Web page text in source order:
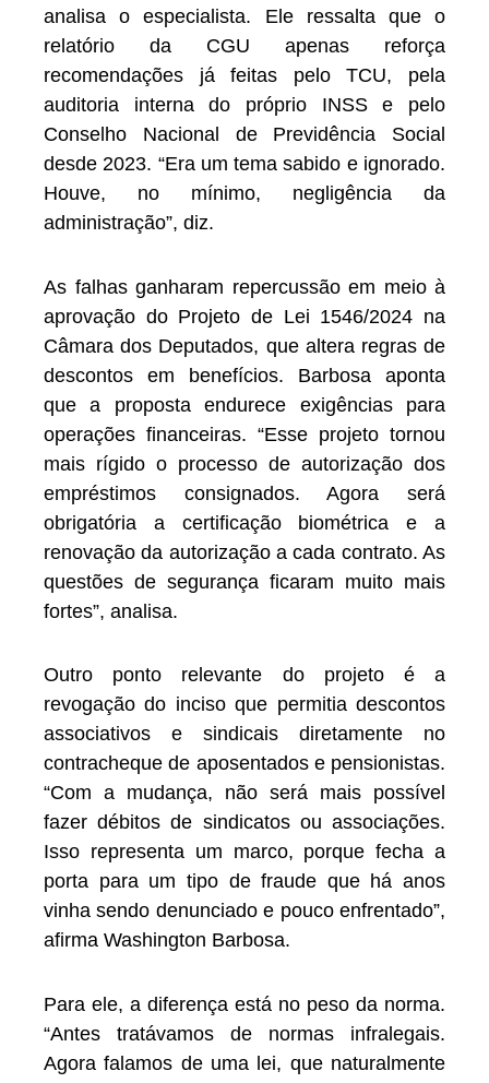
analisa o especialista. Ele ressalta que o
relatório da CGU apenas reforça
recomendações já feitas pelo TCU, pela
auditoria interna do próprio INSS e pelo
Conselho Nacional de Previdência Social
desde 2023. “Era um tema sabido e ignorado.
Houve, no mínimo, negligência da
administração”, diz.
As falhas ganharam repercussão em meio à
aprovação do Projeto de Lei 1546/2024 na
Câmara dos Deputados, que altera regras de
descontos em benefícios. Barbosa aponta
que a proposta endurece exigências para
operações financeiras. “Esse projeto tornou
mais rígido o processo de autorização dos
empréstimos consignados. Agora será
obrigatória a certificação biométrica e a
renovação da autorização a cada contrato. As
questões de segurança ficaram muito mais
fortes”, analisa.
Outro ponto relevante do projeto é a
revogação do inciso que permitia descontos
associativos e sindicais diretamente no
contracheque de aposentados e pensionistas.
“Com a mudança, não será mais possível
fazer débitos de sindicatos ou associações.
Isso representa um marco, porque fecha a
porta para um tipo de fraude que há anos
vinha sendo denunciado e pouco enfrentado”,
afirma Washington Barbosa.
Para ele, a diferença está no peso da norma.
“Antes tratávamos de normas infralegais.
Agora falamos de uma lei, que naturalmente